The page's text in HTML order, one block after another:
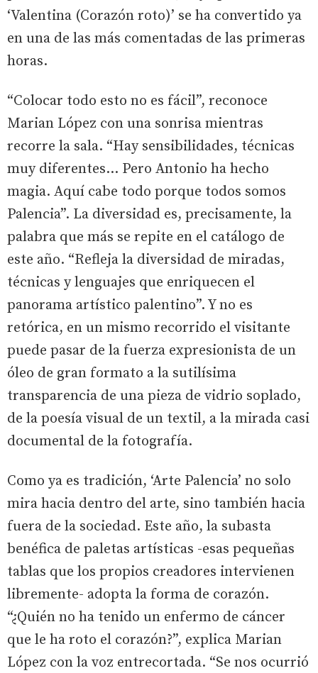
‘Valentina (Corazón roto)’ se ha convertido ya
en una de las más comentadas de las primeras
horas.
“Colocar todo esto no es fácil”, reconoce
Marian López con una sonrisa mientras
recorre la sala. “Hay sensibilidades, técnicas
muy diferentes… Pero Antonio ha hecho
magia. Aquí cabe todo porque todos somos
Palencia”. La diversidad es, precisamente, la
palabra que más se repite en el catálogo de
este año. “Refleja la diversidad de miradas,
técnicas y lenguajes que enriquecen el
panorama artístico palentino”. Y no es
retórica, en un mismo recorrido el visitante
puede pasar de la fuerza expresionista de un
óleo de gran formato a la sutilísima
transparencia de una pieza de vidrio soplado,
de la poesía visual de un textil, a la mirada casi
documental de la fotografía.
Como ya es tradición, ‘Arte Palencia’ no solo
mira hacia dentro del arte, sino también hacia
fuera de la sociedad. Este año, la subasta
benéfica de paletas artísticas -esas pequeñas
tablas que los propios creadores intervienen
libremente- adopta la forma de corazón.
“¿Quién no ha tenido un enfermo de cáncer
que le ha roto el corazón?”, explica Marian
López con la voz entrecortada. “Se nos ocurrió